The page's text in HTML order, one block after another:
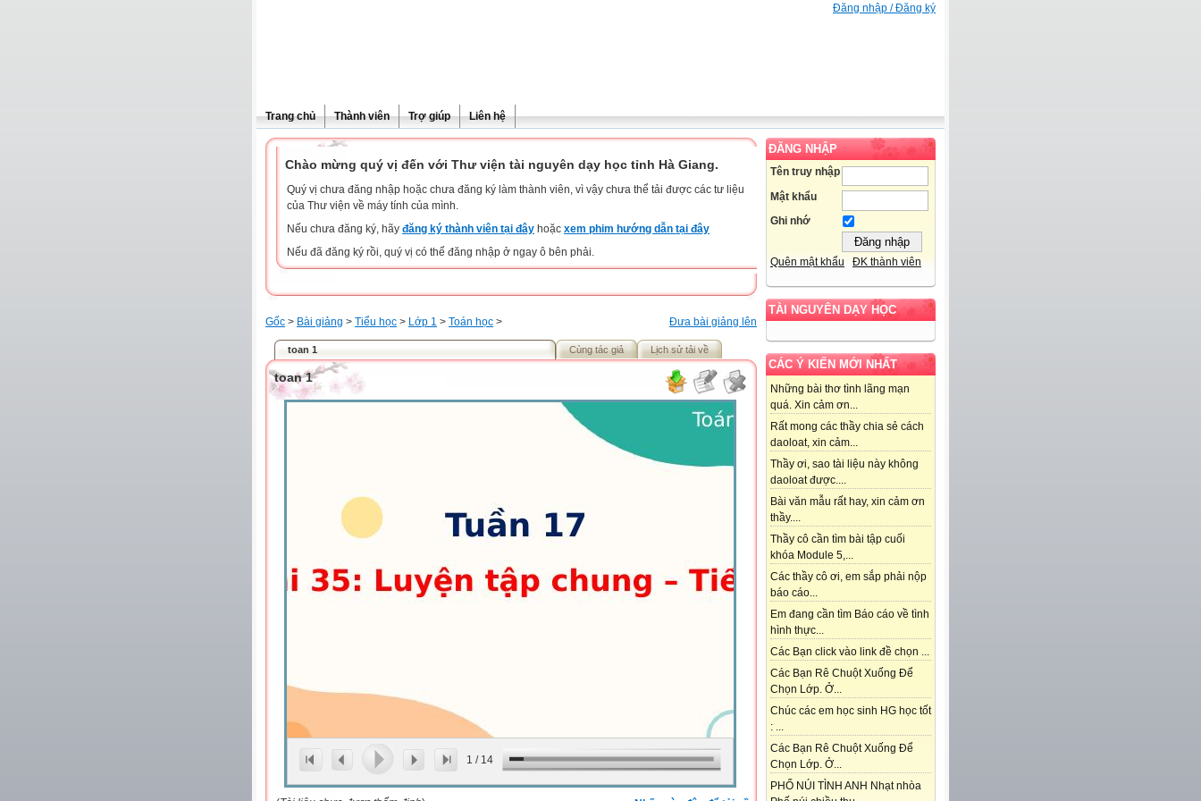
Đăng nhập / Đăng ký
Trang chủ Thành viên Trợ giúp Liên hệ
ĐĂNG NHẬP
Tên truy nhập
Mật khẩu
Ghi nhớ
Quên mật khẩu ĐK thành viên
TÀI NGUYÊN DẠY HỌC
CÁC Ý KIẾN MỚI NHẤT
Những bài thơ tình lãng mạn
quá. Xin cảm ơn...
Rất mong các thầy chia sẻ cách
daoloat, xin cảm...
Thầy ơi, sao tài liệu này không
daoloat được....
Bài văn mẫu rất hay, xin cảm ơn
thầy....
Thầy cô cần tìm bài tập cuối
khóa Module 5,...
Các thầy cô ơi, em sắp phải nộp
báo cáo...
Em đang cần tìm Báo cáo về tình
hình thực...
Các Bạn click vào link đề chọn ...
Các Bạn Rê Chuột Xuống Để
Chọn Lớp. Ở...
Chúc các em học sinh HG học tốt
: ...
Các Bạn Rê Chuột Xuống Để
Chọn Lớp. Ở...
PHỐ NÚI TÌNH ANH Nhạt nhòa
Chào mừng quý vị đến với Thư viện tài nguyên dạy học tỉnh Hà Giang.
Quý vị chưa đăng nhập hoặc chưa đăng ký làm thành viên, vì vậy chưa thể tải được các tư liệu
của Thư viện về máy tính của mình.
Nếu chưa đăng ký, hãy đăng ký thành viên tại đây hoặc xem phim hướng dẫn tại đây
Nếu đã đăng ký rồi, quý vị có thể đăng nhập ở ngay ô bên phải.
Đưa bài giảng lên
Gốc > Bài giảng > Tiểu học > Lớp 1 > Toán học >
toan 1 Cùng tác giả Lịch sử tải về
toan 1
1 / 14